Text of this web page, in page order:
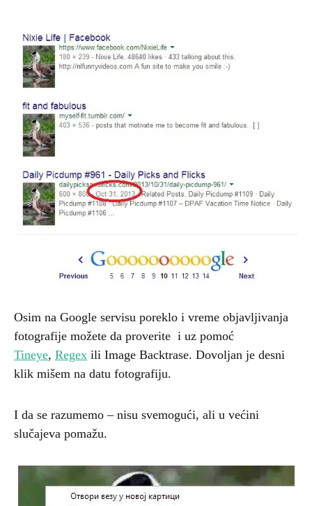
Osim na Google servisu poreklo i vreme objavljivanja
fotografije možete da proverite i uz pomoć
Tineye, Regex ili Image Backtrase. Dovoljan je desni
klik mišem na datu fotografiju.
I da se razumemo – nisu svemogući, ali u većini
slučajeva pomažu.